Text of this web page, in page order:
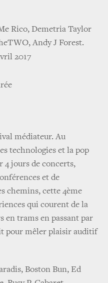
Rico, Demetria Taylor
Andy J Forest.
2017
médiateur. Au
technologies et la pop
4 jours de concerts,
et de
chemins, cette 4ème
qui courent de la
en trams en passant par
pour mêler plaisir auditif
Boston Bun, Ed